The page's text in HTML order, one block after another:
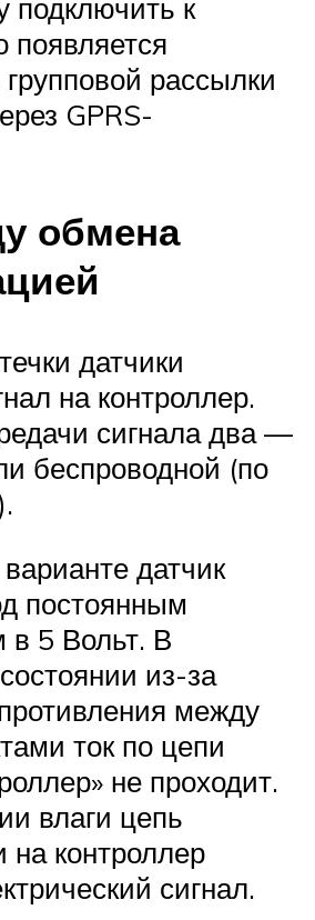
подключить к
появляется
рассылки
GPRS-
обмена
датчики
на контроллер.
сигнала два —
беспроводной (по
датчик
постоянным
в 5 Вольт. В
из-за
между
ток по цепи
не проходит.
влаги цепь
на контроллер
сигнал.